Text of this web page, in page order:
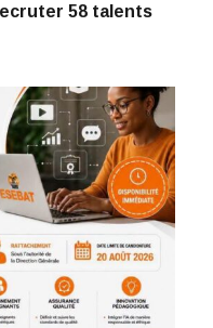
58 talents